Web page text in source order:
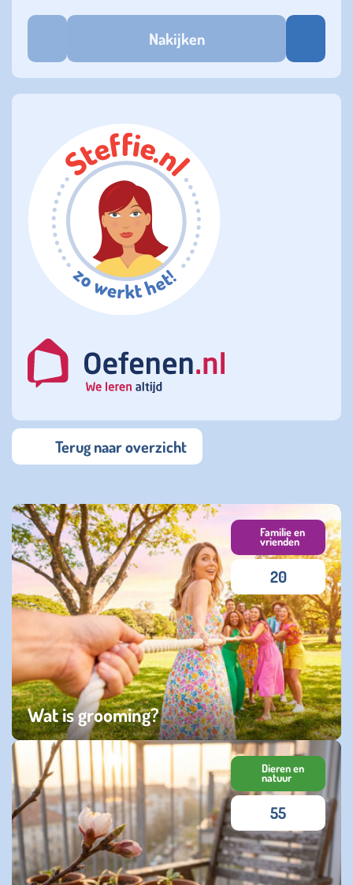
Nakijken
Terug naar overzicht
Wat is grooming?
zaterdag 04 april 2026
Familie en
vrienden
20
Dieren en
natuur
55